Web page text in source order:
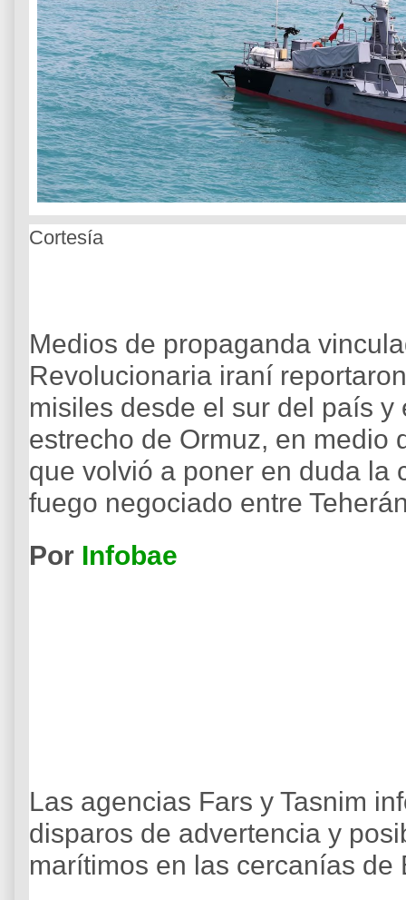
Cortesía
Medios de propaganda
Revolucionaria iraní
misiles desde el sur del país
estrecho de Ormuz, en medio
que volvió a poner en duda la
fuego negociado entre
Por Infobae
Las agencias Fars y Tasnim
disparos de advertencia y
marítimos en las cercanías de